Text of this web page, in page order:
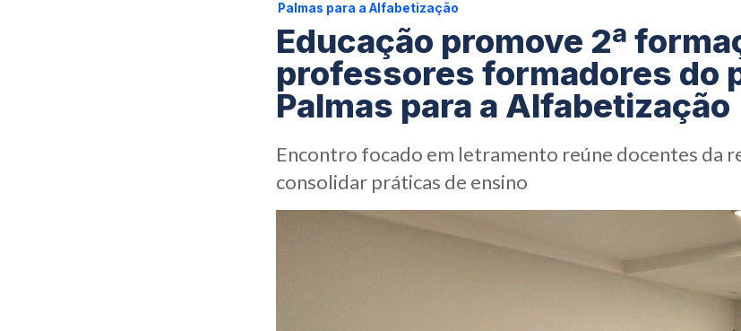
Palmas para a Alfabetização
Educação promove 2ª
professores formadores do
Palmas para a Alfabetização
Encontro focado em letramento reúne docentes da
consolidar práticas de ensino